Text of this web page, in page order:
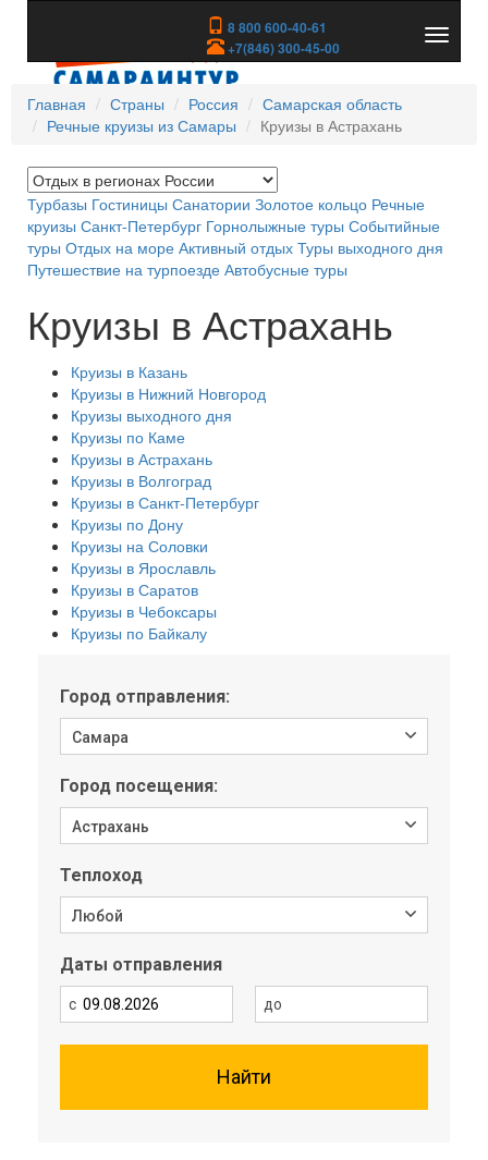
8 800 600-40-61
+7(846) 300-45-00
скрыть
Главная
Страны Россия
Самарская область
Речные круизы из Самары
Круизы в Астрахань
Турбазы Гостиницы Санатории Золотое кольцо Речные
круизы Санкт-Петербург Горнолыжные туры Событийные
туры Отдых на море Активный отдых Туры выходного дня
Путешествие на турпоезде Автобусные туры
Круизы в Астрахань
Круизы в Казань
Круизы в Нижний Новгород
Круизы выходного дня
Круизы по Каме
Круизы в Астрахань
Круизы в Волгоград
Круизы в Санкт-Петербург
Круизы по Дону
Круизы на Соловки
Круизы в Ярославль
Круизы в Саратов
Круизы в Чебоксары
Круизы по Байкалу